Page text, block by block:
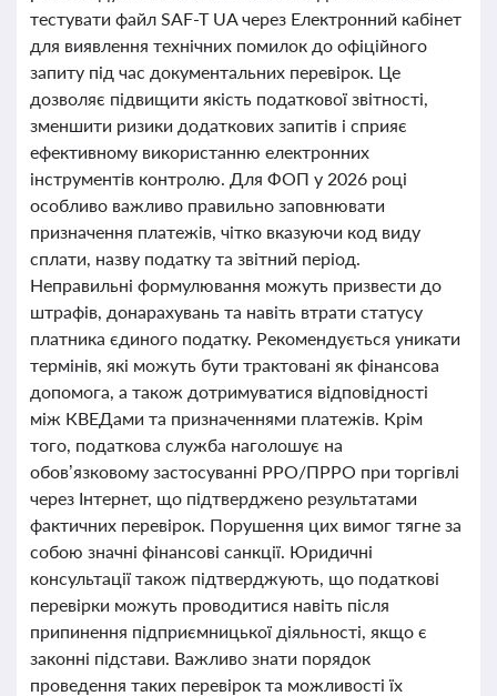
тестувати файл SAF-T UA через Електронний кабінет
для виявлення технічних помилок до офіційного
запиту під час документальних перевірок. Це
дозволяє підвищити якість податкової звітності,
зменшити ризики додаткових запитів і сприяє
ефективному використанню електронних
інструментів контролю. Для ФОП у 2026 році
особливо важливо правильно заповнювати
призначення платежів, чітко вказуючи код виду
сплати, назву податку та звітний період.
Неправильні формулювання можуть призвести до
штрафів, донарахувань та навіть втрати статусу
платника єдиного податку. Рекомендується уникати
термінів, які можуть бути трактовані як фінансова
допомога, а також дотримуватися відповідності
між КВЕДами та призначеннями платежів. Крім
того, податкова служба наголошує на
обов’язковому застосуванні РРО/ПРРО при торгівлі
через Інтернет, що підтверджено результатами
фактичних перевірок. Порушення цих вимог тягне за
собою значні фінансові санкції. Юридичні
консультації також підтверджують, що податкові
перевірки можуть проводитися навіть після
припинення підприємницької діяльності, якщо є
законні підстави. Важливо знати порядок
проведення таких перевірок та можливості їх